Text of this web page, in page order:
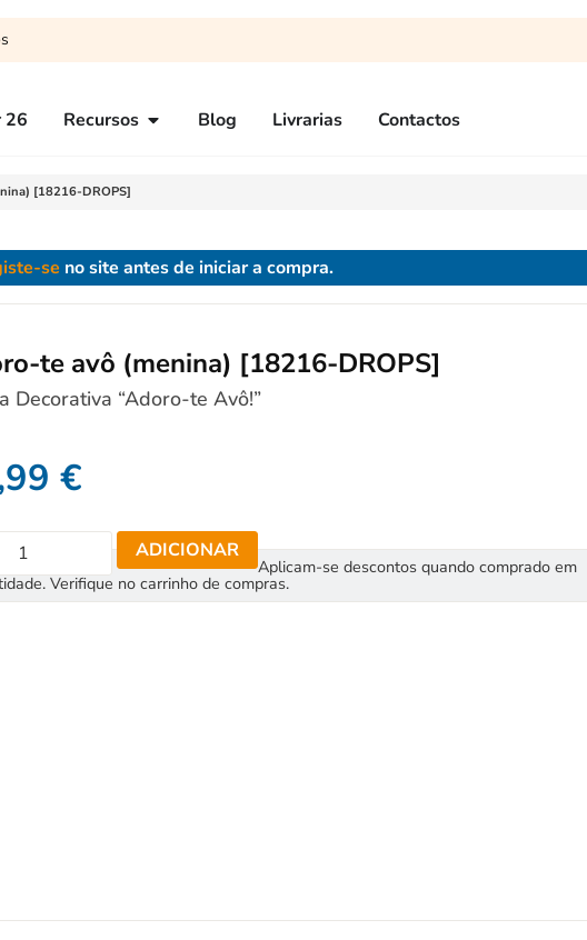
26 Recursos Blog Livrarias Contactos
[18216-DROPS]
se no site antes de iniciar a compra.
te avô (menina) [18216-DROPS]
Decorativa “Adoro-te Avô!”
€
ADICIONAR
Aplicam-se descontos quando comprado em
Verifique no carrinho de compras.